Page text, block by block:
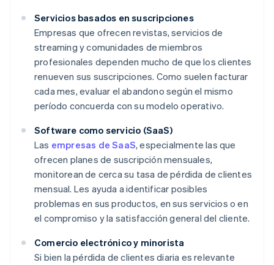
Servicios basados en suscripciones
Empresas que ofrecen revistas, servicios de
streaming y comunidades de miembros
profesionales dependen mucho de que los clientes
renueven sus suscripciones. Como suelen facturar
cada mes, evaluar el abandono según el mismo
período concuerda con su modelo operativo.
Software como servicio (SaaS)
Las empresas de SaaS, especialmente las que
ofrecen planes de suscripción mensuales,
monitorean de cerca su tasa de pérdida de clientes
mensual. Les ayuda a identificar posibles
problemas en sus productos, en sus servicios o en
el compromiso y la satisfacción general del cliente.
Comercio electrónico y minorista
Si bien la pérdida de clientes diaria es relevante